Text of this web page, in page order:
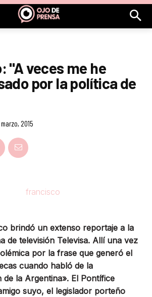
"A veces me he
por la política de
marzo, 2015
brindó un extenso reportaje a la
de televisión Televisa. Allí una vez
por la frase que generó el
cuando habló de la
de la Argentina». El Pontífice
suyo, el legislador porteño